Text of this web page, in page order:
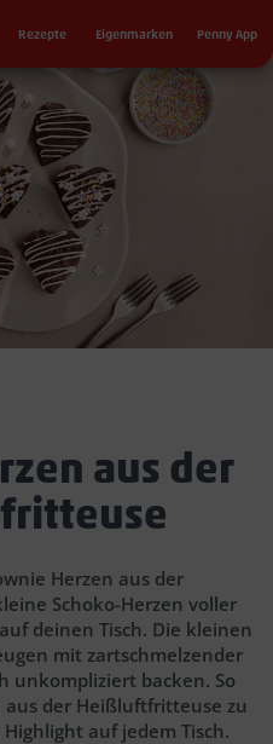
Rezepte Eigenmarken Penny App
aus der
Herzen aus der
Schoko-Herzen voller
deinen Tisch. Die kleinen
mit zartschmelzender
unkompliziert backen. So
der Heißluftfritteuse zu
auf jedem Tisch.